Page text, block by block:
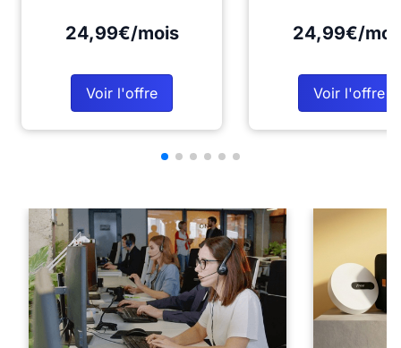
24,99€/mois
Voir l'offre
24,99€/
Voir l'offre